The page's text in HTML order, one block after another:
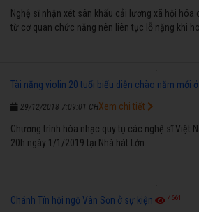
Nghệ sĩ nhận xét sân khấu cải lương xã hội hóa
từ cơ quan chức năng nên liên tục lỗ nặng khi
Tài năng violin 20 tuổi biểu diễn chào năm mới ở
29/12/2018 7:09:01 CH
Chương trình hòa nhạc quy tụ các nghệ sĩ Việt
20h ngày 1/1/2019 tại Nhà hát Lớn.
Xem chi tiết
Chánh Tín hội ngộ Vân Sơn ở sự kiện 4661